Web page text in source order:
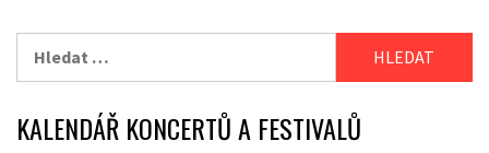
KALENDÁŘ KONCERTŮ A FESTIVALŮ